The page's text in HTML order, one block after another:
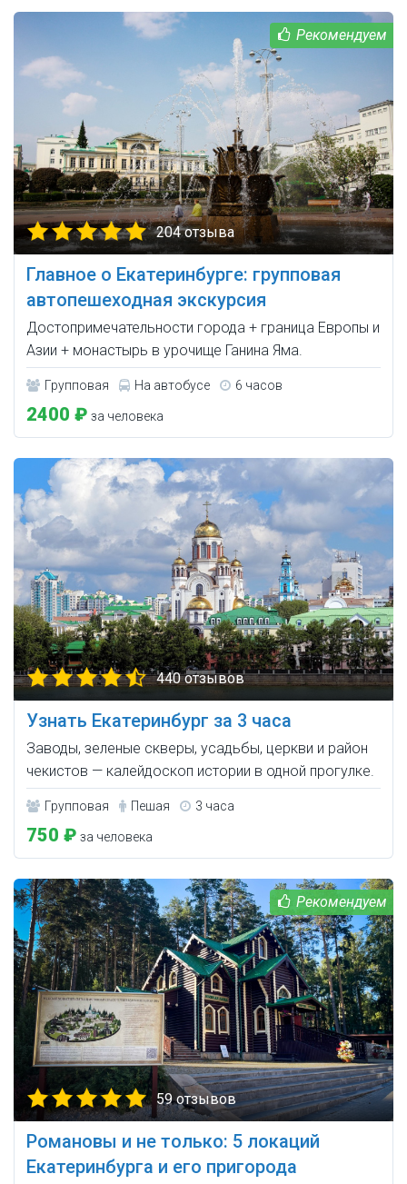
204 отзыва
Главное о Екатеринбурге: групповая
автопешеходная экскурсия
Достопримечательности города + граница Европы и
Азии + монастырь в урочище Ганина Яма.
Групповая На автобусе 6 часов
2400 ₽ за человека
440 отзывов
Узнать Екатеринбург за 3 часа
Заводы, зеленые скверы, усадьбы, церкви и район
чекистов — калейдоскоп истории в одной прогулке.
Групповая Пешая 3 часа
750 ₽ за человека
59 отзывов
Романовы и не только: 5 локаций
Екатеринбурга и его пригорода